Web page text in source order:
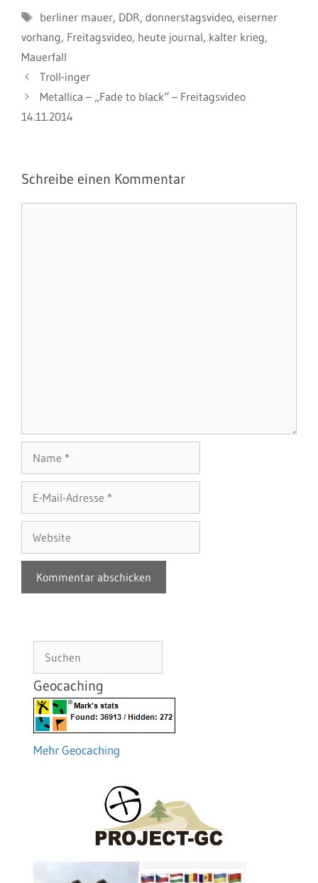
Schlagwörter
berliner mauer, DDR, donnerstagsvideo, eiserner
vorhang, Freitagsvideo, heute journal, kalter krieg,
Mauerfall
Troll-inger
Metallica – „Fade to black“ – Freitagsvideo
14.11.2014
Schreibe einen Kommentar
Mail-
Adresse
Geocaching
Mehr Geocaching